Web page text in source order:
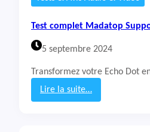
c
n
e
t
é
e
Test complet Madatop
5 septembre 2024
Transformez votre Echo Dot
Lire la suite…
: